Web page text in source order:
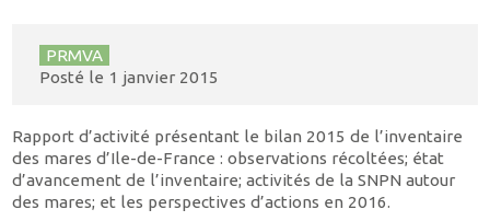
PRMVA
Posté le 1 janvier 2015
Rapport d’activité présentant le bilan 2015 de l’inventaire
des mares d’Ile-de-France : observations récoltées; état
d’avancement de l’inventaire; activités de la SNPN autour
des mares; et les perspectives d’actions en 2016.